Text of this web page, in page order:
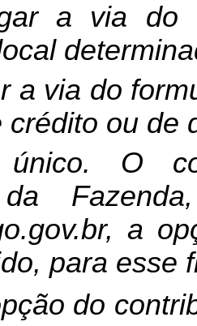
a via do
a via do
crédito ou de
único. O
da
a
para esse
do